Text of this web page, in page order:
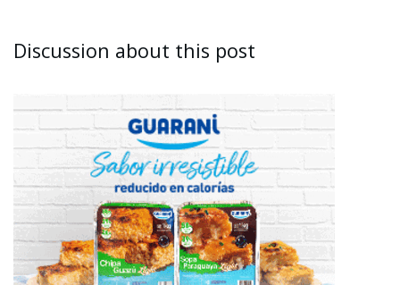
Discussion about this post